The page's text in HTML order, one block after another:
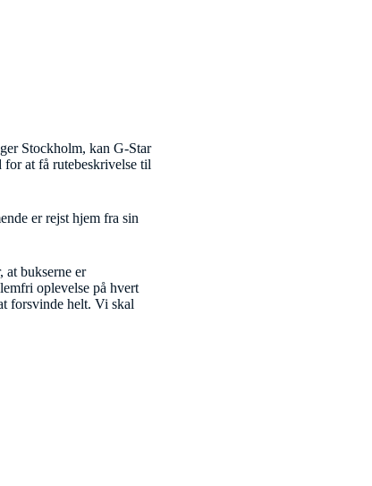
Stockholm, kan G-Star
at få rutebeskrivelse til
er rejst hjem fra sin
at bukserne er
oplevelse på hvert
forsvinde helt. Vi skal